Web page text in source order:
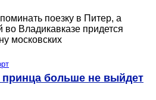
поезку в Питер, а
во Владикавказе придется
московских
принца больше не выйдет